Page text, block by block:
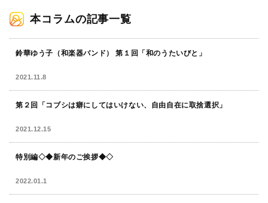
本コラムの記事一覧
鈴華ゆう子（和楽器バンド） 第１回「和のうたいびと」
2021.11.8
第２回「コブシは癖にしてはいけない、自由自在に取捨選択」
2021.12.15
特別編◇◆新年のご挨拶◆◇
2022.01.1